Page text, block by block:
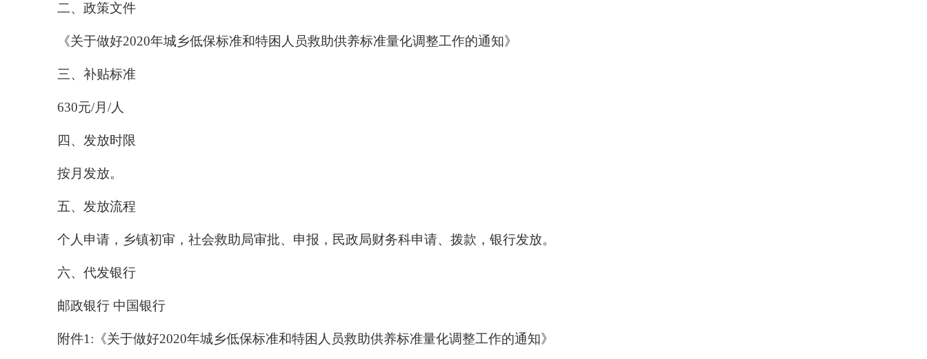
二、政策文件
《关于做好2020年城乡低保标准和特困人员救助供养标准量化调整工作的通知》
三、补贴标准
630元/月 /人
四、发放时限
按月发放。
五、发放流程
个人申请，乡镇初审，社会救助局审批、申报，民政局财务科申请、拨款，银行发放。
六、代发银行
邮政银行 中国银行
附件1 :《关于做好2020年城乡低保标准和特困人员救助供养标准量化调整工作的通知》